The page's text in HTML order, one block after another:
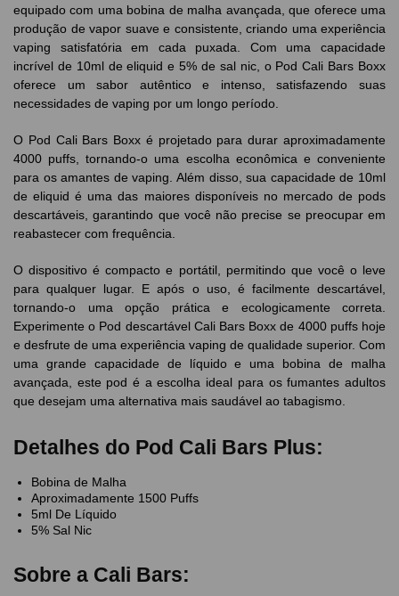
equipado com uma bobina de malha avançada, que oferece uma
produção de vapor suave e consistente, criando uma experiência
vaping satisfatória em cada puxada. Com uma capacidade
incrível de 10ml de eliquid e 5% de sal nic, o Pod Cali Bars Boxx
oferece um sabor autêntico e intenso, satisfazendo suas
necessidades de vaping por um longo período.
O Pod Cali Bars Boxx é projetado para durar aproximadamente
4000 puffs, tornando-o uma escolha econômica e conveniente
para os amantes de vaping. Além disso, sua capacidade de 10ml
de eliquid é uma das maiores disponíveis no mercado de pods
descartáveis, garantindo que você não precise se preocupar em
reabastecer com frequência.
O dispositivo é compacto e portátil, permitindo que você o leve
para qualquer lugar. E após o uso, é facilmente descartável,
tornando-o uma opção prática e ecologicamente correta.
Experimente o Pod descartável Cali Bars Boxx de 4000 puffs hoje
e desfrute de uma experiência vaping de qualidade superior. Com
uma grande capacidade de líquido e uma bobina de malha
avançada, este pod é a escolha ideal para os fumantes adultos
que desejam uma alternativa mais saudável ao tabagismo.
Detalhes do Pod Cali Bars Plus:
Bobina de Malha
Aproximadamente 1500 Puffs
5ml De Líquido
5% Sal Nic
Sobre a Cali Bars: